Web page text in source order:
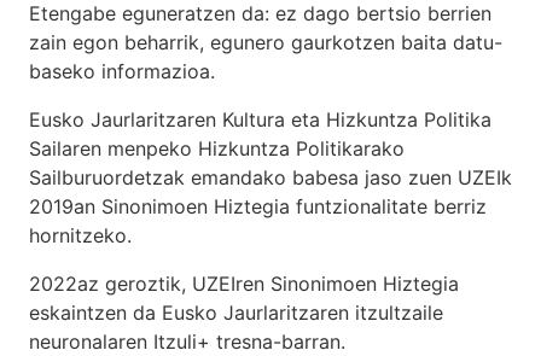
Etengabe eguneratzen da: ez dago bertsio berrien
zain egon beharrik, egunero gaurkotzen baita datu-
baseko informazioa.
Eusko Jaurlaritzaren Kultura eta Hizkuntza Politika
Sailaren menpeko Hizkuntza Politikarako
Sailburuordetzak emandako babesa jaso zuen UZEIk
2019an Sinonimoen Hiztegia funtzionalitate berriz
hornitzeko.
2022az geroztik, UZEIren Sinonimoen Hiztegia
eskaintzen da Eusko Jaurlaritzaren itzultzaile
neuronalaren Itzuli+ tresna-barran.